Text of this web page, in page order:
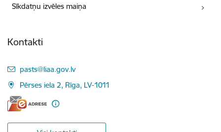
Sīkdatņu izvēles maiņa
Kontakti
E-pasts:
pasts@liaa.gov.lv
Pērses iela 2, Rīga, LV-1011